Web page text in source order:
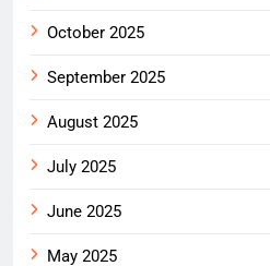
October 2025
September 2025
August 2025
July 2025
June 2025
May 2025